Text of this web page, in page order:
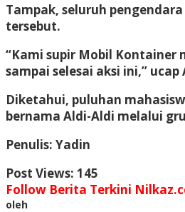
Tampak, seluruh
tersebut.
“Kami supir Mobil
sampai selesai aksi ini,”
Diketahui, puluhan
bernama Aldi-Aldi melalui
Penulis: Yadin
Post Views: 145
Follow Berita Terkini
oleh